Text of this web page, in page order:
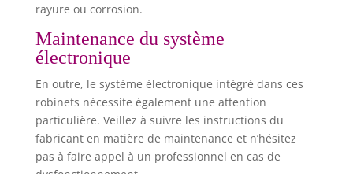
rayure ou corrosion.
Maintenance du système
électronique
En outre, le système électronique intégré dans ces
robinets nécessite également une attention
particulière. Veillez à suivre les instructions du
fabricant en matière de maintenance et n’hésitez
pas à faire appel à un professionnel en cas de